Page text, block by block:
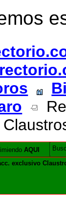
AQUI
exclusivo